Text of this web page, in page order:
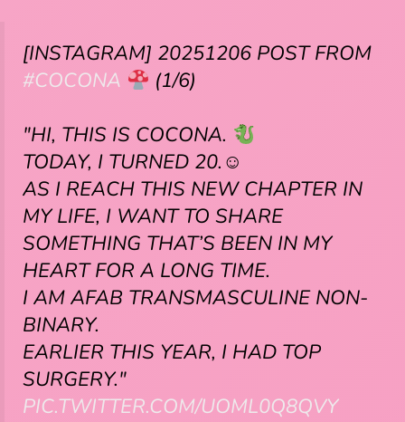
[INSTAGRAM] 20251206 POST FROM
#COCONA
(1/6)
"HI, THIS IS COCONA.
TODAY, I TURNED 20.☺︎
AS I REACH THIS NEW CHAPTER IN
MY LIFE, I WANT TO SHARE
SOMETHING THAT’S BEEN IN MY
HEART FOR A LONG TIME.
I AM AFAB TRANSMASCULINE NON-
BINARY.
EARLIER THIS YEAR, I HAD TOP
SURGERY."
PIC.TWITTER.COM/UOML0Q8QVY